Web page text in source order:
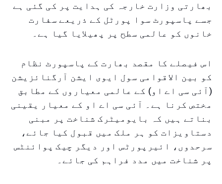
بھارتی وزارت خارجہ کی ہدایت پر کی گئی ہے
جسے پاسپورٹ سوا پورٹل کے ذریعے سفارت
خانوں کو عالمی سطح پر پھیلایا گیا ہے۔
اس فیصلے کا مقصد بھارت کے پاسپورٹ نظام
کو بین الاقوامی سول ایوی ایشن آرگنائزیشن
(آئی سی اے او) کے عالمی معیاروں کے مطابق
مختص کرنا ہے۔ آئی سی اے او کے معیار یقینی
بناتے ہیں کہ بایومیٹرک شناخت پر مبنی
دستاویزات کو ہر ملک میں قبول کیا جائے،
سرحدوں، ائیرپورٹس اور دیگر چیک پوائنٹس
پر شناخت میں مدد فراہم کی جائے۔